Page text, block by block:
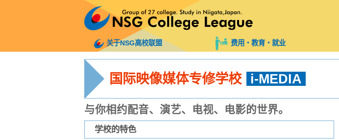
关于NSG高校联盟 费用・教育・就业
国际映像媒体专修学校 i-MEDIA
与你相约配音、演艺、电视、电影的世界。
学校的特色